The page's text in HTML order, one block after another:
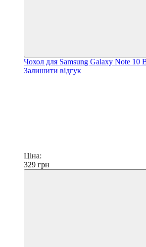
Чохол для Samsung Galaxy Note 10
Залишити відгук
Ціна:
329 грн